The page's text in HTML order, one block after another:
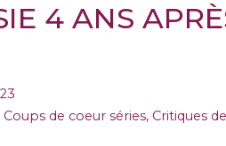
4 ANS
Coups de coeur séries, Critiques